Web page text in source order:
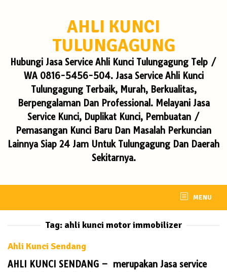
AHLI KUNCI
TULUNGAGUNG
Hubungi Jasa Service Ahli Kunci Tulungagung Telp /
WA 0816-5456-504. Jasa Service Ahli Kunci
Tulungagung Terbaik, Murah, Berkualitas,
Berpengalaman Dan Professional. Melayani Jasa
Service Kunci, Duplikat Kunci, Pembuatan /
Pemasangan Kunci Baru Dan Masalah Perkuncian
Lainnya Siap 24 Jam Untuk Tulungagung Dan Daerah
Sekitarnya.
MENU
Tag: ahli kunci motor immobilizer
Ahli Kunci Sendang
AHLI KUNCI SENDANG – merupakan Jasa service